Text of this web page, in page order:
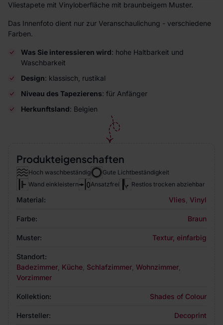
Vliestapete mit Vinyloberfläche mit braunbeigem Muster.
Das Innenfoto dient nur zur Veranschaulichung - verschiedene
Farben.
Was Sie interessieren wird: hohe Haltbarkeit und
Waschbarkeit
Design: klassisch, rustikal
Niveau des Tapezierens: für Anfänger
Herkunftsland: Belgien
Produkteigenschaften
Hoch waschbeständig
Gute Lichtbeständigkeit
Wand einkleistern
Ansatzfrei Restlos trocken abziehbar
Material: Vlies Vinyl
Farbe: Braun
Muster: Textur, einfarbig
Standort:
Badezimmer Küche Schlafzimmer Wohnzimmer
Vorzimmer
Kollektion: Shades of Colour
Hersteller: Decoprint